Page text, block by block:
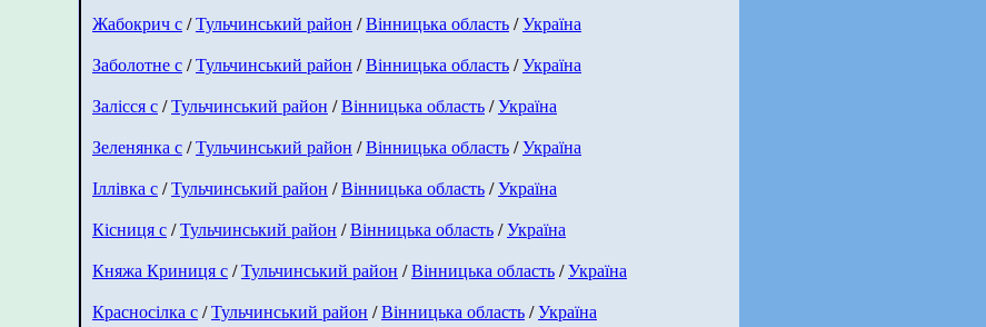
Жабокрич с/Тульчинський район /Вінницька область/Україна
Заболотне с/Тульчинський район /Вінницька область/Україна
Залісся с/Тульчинський район /Вінницька область/Україна
Зеленянка с/Тульчинський район /Вінницька область/Україна
Іллівка с/Тульчинський район /Вінницька область/Україна
Кісниця с/Тульчинський район /Вінницька область/Україна
Княжа Криниця с/Тульчинський район /Вінницька область/Україна
Красносілка с/Тульчинський район /Вінницька область/Україна